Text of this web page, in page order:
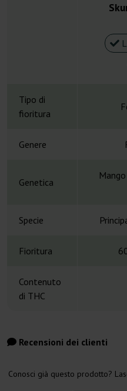
Tipo di
fioritura
Genere
Genetica
Specie
Fioritura
Contenuto
di THC
Recensioni dei clienti
Conosci già questo prodotto?